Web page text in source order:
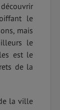
le
mais
le
est le
de la
la ville